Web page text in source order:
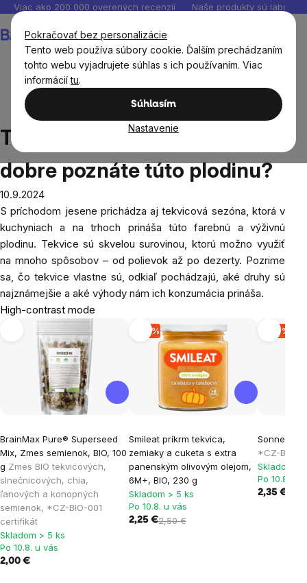
Pokračovať bez personalizácie
Tento web používa súbory cookie. Ďalším prechádzaním
tohto webu vyjadrujete súhlas s ich používaním. Viac
informáciítu.
Súhlasím
Nastavenie
Prejsť
obsah
Viac ako 200 000 overených recenzií Naše produkty sú
košík
Tekvicová sezóna je tu: Ako dobre poznáte túto
plodinu?
Tekvicová sezóna je tu: Ako
dobre poznáte túto plodinu?
10.9.2024
S príchodom jesene prichádza aj tekvicová sezóna, ktorá v
kuchyniach a na trhoch prináša túto farebnú a výživnú
plodinu. Tekvice sú skvelou surovinou, ktorú možno využiť
na mnoho spôsobov – od polievok až po dezerty. Pozrime
sa, čo tekvice vlastne sú, odkiaľ pochádzajú, aké druhy sú
najznámejšie a aké výhody nám ich konzumácia prináša.
High-contrast mode
BrainMax Pure® Superseed
Mix, Zmes semienok, BIO, 100
g Zmes BIO tekvicových,
slnečnicových, chia,
ľanových a konopných
semienok, *CZ-BIO-001
certifikát
Skladom > 5 ks
Po 10.8. u vás
2,00 €
-10 %
Smileat príkrm tekvica,
zemiaky a cuketa s extra
panenským olivovým olejom,
6M+, BIO, 230 g
Skladom > 5 ks
Po 10.8. u vás
2,25 €2,50 €
-27 %
Sonnentor
*CZ-BIO-
Skladom >
Po 10.8. u
2,35 €